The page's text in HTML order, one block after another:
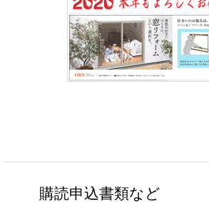
購読申込書類など